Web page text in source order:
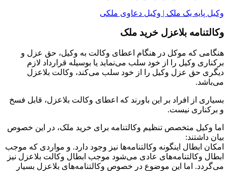
وکیل پایه یک ملک | وکیل دعاوی ملکی
وکالتنامه بلاعزل خرید ملک
هنگامی که موکل در هنگام اعطای وکالت به وکیل، حق عزل و
برکناری وکیل را از خود سلب می‌نماید یا بوسیله قرارداد لازم
دیگری حق عزل وکیل را از خود سلب می‌کند، وکالت بلاعزل
می‌باشد.
بسیاری از افراد بر این باورند که اعطای وکالت بلاعزل، قابل فسخ
و برکناری نیست.
اما وکیل متخصص تنظیم وکالتنامه برای خرید ملک، در این خصوص
بیان داشتند:
امکان ابطال اینگونه وکالتنامه‌ها نیز وجود دارد. و مواردی که موجب
ابطال وکالتنامه‌های عادی می‌شود موجب ابطال وکالت بلاعزل نیز
می‌گردد. اما این موضوع در خصوص وکالتنامه‌های بلاعزل بسیار